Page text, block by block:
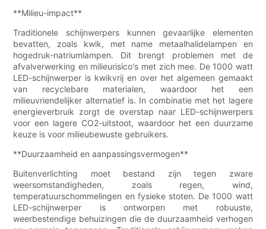
**Milieu-impact**
Traditionele schijnwerpers kunnen gevaarlijke elementen
bevatten, zoals kwik, met name metaalhalidelampen en
hogedruk-natriumlampen. Dit brengt problemen met de
afvalverwerking en milieurisico's met zich mee. De 1000 watt
LED-schijnwerper is kwikvrij en over het algemeen gemaakt
van recyclebare materialen, waardoor het een
milieuvriendelijker alternatief is. In combinatie met het lagere
energieverbruik zorgt de overstap naar LED-schijnwerpers
voor een lagere CO2-uitstoot, waardoor het een duurzame
keuze is voor milieubewuste gebruikers.
**Duurzaamheid en aanpassingsvermogen**
Buitenverlichting moet bestand zijn tegen zware
weersomstandigheden, zoals regen, wind,
temperatuurschommelingen en fysieke stoten. De 1000 watt
LED-schijnwerper is ontworpen met robuuste,
weerbestendige behuizingen die de duurzaamheid verhogen